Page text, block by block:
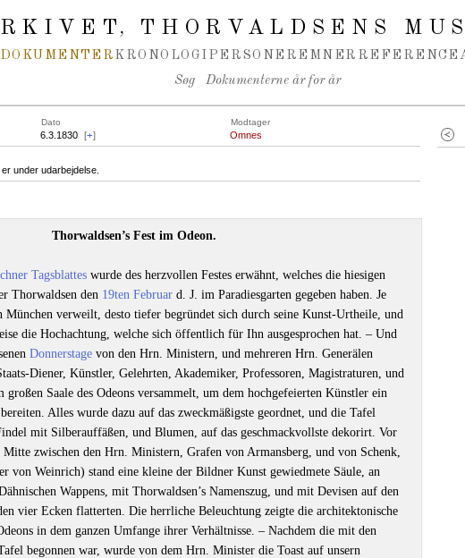
, THORVALDSENS
DOKUMENTER KRONOLOGI PERSONER EMNER
Søg Dokumenterne år for år
Dato Modtager
6.3.1830 [+] Omnes
under udarbejdelse.
Thorwaldsen’s Fest im Odeon.
Tagsblattes wurde des herzvollen Festes erwähnt, welches die hiesigen
Thorwaldsen den 19ten Februar d. J. im Paradiesgarten gegeben haben. Je
München verweilt, desto tiefer begründet sich durch seine Kunst-Urtheile, und
die Hochachtung, welche sich öffentlich für Ihn ausgesprochen hat. ‒ Und
Donnerstage von den Hrn. Ministern, und mehreren Hrn. Generälen
Diener, Künstler, Gelehrten, Akademiker, Professoren, Magistraturen, und
Saale des Odeons versammelt, um dem hochgefeierten Künstler ein
Alles wurde dazu auf das zweckmäßigste geordnet, und die Tafel
mit Silberauffäßen, und Blumen, auf das geschmackvollste dekorirt. Vor
Mitte zwischen den Hrn. Ministern, Grafen von Armansberg, und von Schenk,
von Weinrich) stand eine kleine der Bildner Kunst gewiedmete Säule, an
Wappens, mit Thorwaldsen’s Namenszug, und mit Devisen auf den
vier Ecken flatterten. Die herrliche Beleuchtung zeigte die architektonische
in dem ganzen Umfange ihrer Verhältnisse. ‒ Nachdem die mit den
begonnen war, wurde von dem Hrn. Minister die Toast auf unsern